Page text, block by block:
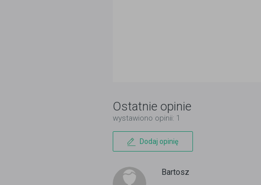
Ostatnie opinie
wystawiono opinii: 1
Dodaj opinię
Bartosz